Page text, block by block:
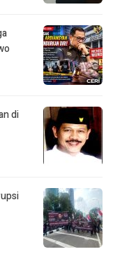
di